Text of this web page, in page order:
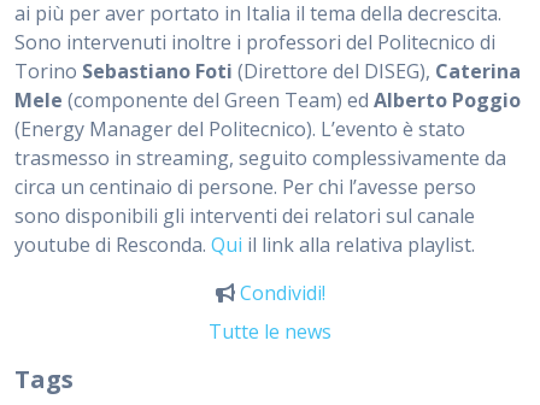
ai più per aver portato in Italia il tema della decrescita.
Sono intervenuti inoltre i professori del Politecnico di
Torino Sebastiano Foti (Direttore del DISEG), Caterina
Mele (componente del Green Team) ed Alberto Poggio
(Energy Manager del Politecnico). L’evento è stato
trasmesso in streaming, seguito complessivamente da
circa un centinaio di persone. Per chi l’avesse perso
sono disponibili gli interventi dei relatori sul canale
youtube di Resconda. Qui il link alla relativa playlist.
Condividi!
Tutte le news
Tags